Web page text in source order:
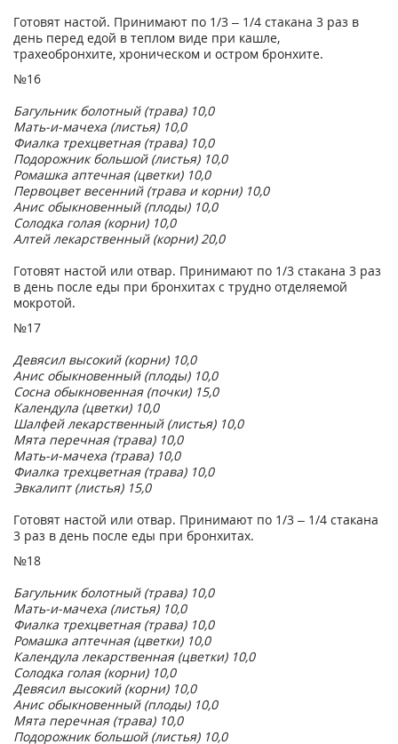
Готовят настой. Принимают по 1/3 – 1/4 стакана 3 раз в
день перед едой в теплом виде при кашле,
трахеобронхите, хроническом и остром бронхите.
№16
Багульник болотный (трава) 10,0
Мать-и-мачеха (листья) 10,0
Фиалка трехцветная (трава) 10,0
Подорожник большой (листья) 10,0
Ромашка аптечная (цветки) 10,0
Первоцвет весенний (трава и корни) 10,0
Анис обыкновенный (плоды) 10,0
Солодка голая (корни) 10,0
Алтей лекарственный (корни) 20,0
Готовят настой или отвар. Принимают по 1/3 стакана 3 раз
в день после еды при бронхитах с трудно отделяемой
мокротой.
№17
Девясил высокий (корни) 10,0
Анис обыкновенный (плоды) 10,0
Сосна обыкновенная (почки) 15,0
Календула (цветки) 10,0
Шалфей лекарственный (листья) 10,0
Мята перечная (трава) 10,0
Мать-и-мачеха (трава) 10,0
Фиалка трехцветная (трава) 10,0
Эвкалипт (листья) 15,0
Готовят настой или отвар. Принимают по 1/3 – 1/4 стакана
3 раз в день после еды при бронхитах.
№18
Багульник болотный (трава) 10,0
Мать-и-мачеха (листья) 10,0
Фиалка трехцветная (трава) 10,0
Ромашка аптечная (цветки) 10,0
Календула лекарственная (цветки) 10,0
Солодка голая (корни) 10,0
Девясил высокий (корни) 10,0
Анис обыкновенный (плоды) 10,0
Мята перечная (трава) 10,0
Подорожник большой (листья) 10,0